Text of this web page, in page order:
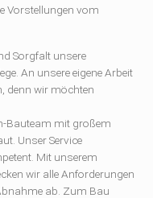
Vorstellungen vom
Sorgfalt unsere
An unsere eigene Arbeit
denn wir möchten
Bauteam mit großem
Unser Service
Mit unserem
wir alle Anforderungen
ab. Zum Bau